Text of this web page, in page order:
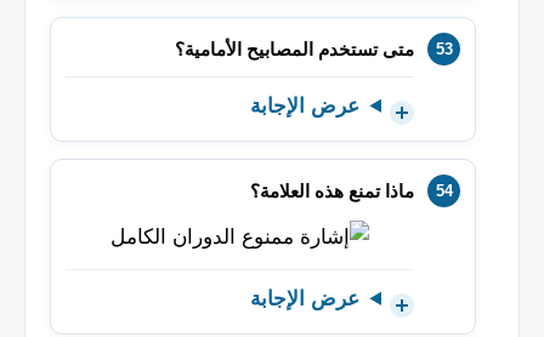
متى تستخدم المصابيح الأمامية؟
عرض الإجابة
ماذا تمنع هذه العلامة؟
عرض الإجابة